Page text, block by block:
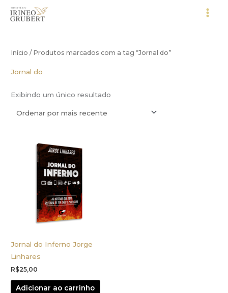
para
Início / Produtos marcados com a tag “Jornal do”
Jornal do
Exibindo um único resultado
Jornal do Inferno Jorge
Linhares
R$25,00
Adicionar ao carrinho